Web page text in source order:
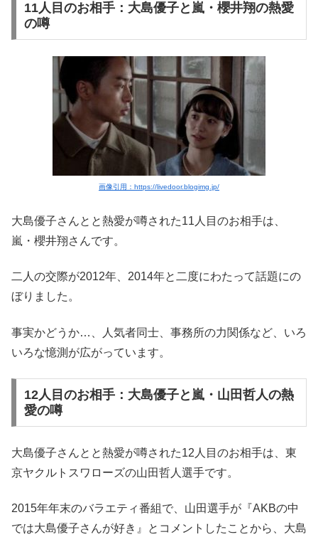
11人目のお相手：大島優子と嵐・櫻井翔の熱愛
の噂
画像引用：https://livedoor.blogimg.jp/
大島優子さんとと熱愛が噂された11人目のお相手は、
嵐・櫻井翔さんです。
二人の交際が2012年、2014年と二度にわたって話題にの
ぼりました。
事実かどうか…、人気者同士、事務所の力関係など、いろ
いろな憶測が広がっています。
12人目のお相手：大島優子と嵐・山田哲人の熱
愛の噂
大島優子さんとと熱愛が噂された12人目のお相手は、東
京ヤクルトスワローズの山田哲人選手です。
2015年年末のバラエティ番組で、山田選手が『AKBの中
では大島優子さんが好き』とコメントしたことから、大島